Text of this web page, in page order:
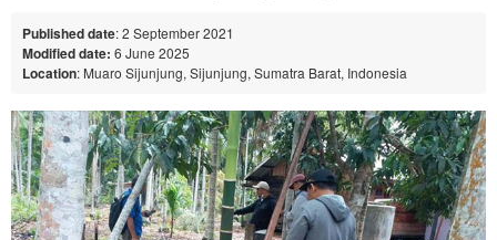
Published date: 2 September 2021
Modified date: 6 June 2025
Location: Muaro Sijunjung, Sijunjung, Sumatra Barat, Indonesia